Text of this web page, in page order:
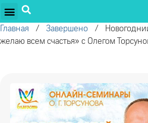
Главная / Завершено /
желаю всем счастья» с Олегом